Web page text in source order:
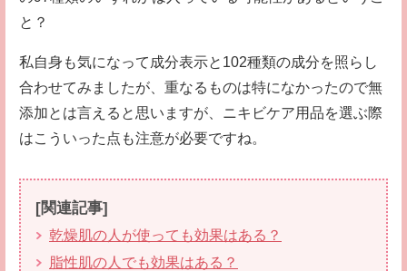
と？
私自身も気になって成分表示と102種類の成分を照らし
合わせてみましたが、重なるものは特になかったので無
添加とは言えると思いますが、ニキビケア用品を選ぶ際
はこういった点も注意が必要ですね。
[関連記事]
乾燥肌の人が使っても効果はある？
脂性肌の人でも効果はある？